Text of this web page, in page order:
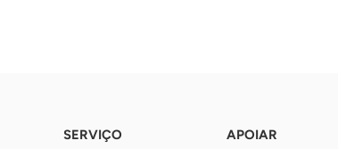
SERVIÇO APOIAR